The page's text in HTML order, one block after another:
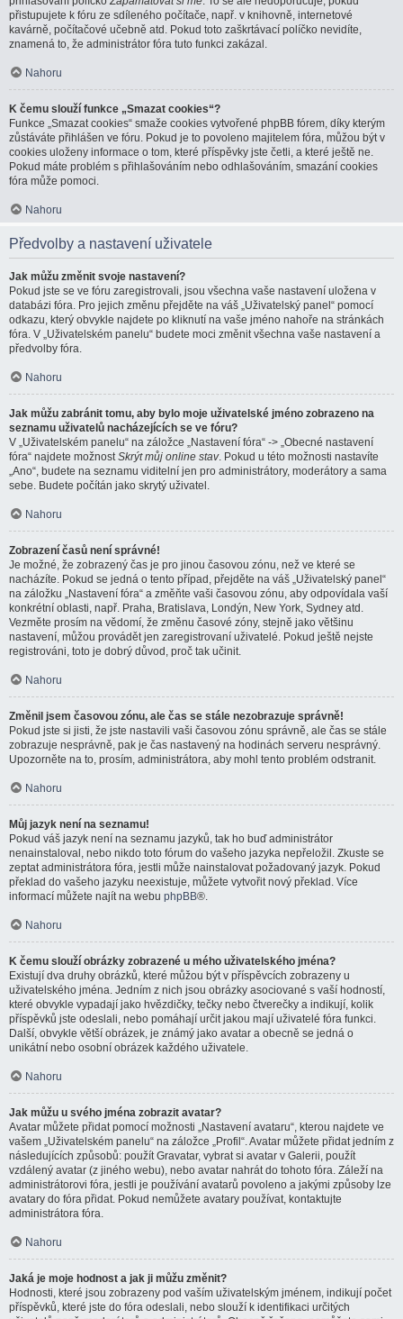
přistupujete k fóru ze sdíleného počítače, např. v knihovně, internetové
kavárně, počítačové učebně atd. Pokud toto zaškrtávací políčko nevidíte,
znamená to, že administrátor fóra tuto funkci zakázal.
Nahoru
K čemu slouží funkce „Smazat cookies“?
Funkce „Smazat cookies“ smaže cookies vytvořené phpBB fórem, díky kterým
zůstáváte přihlášen ve fóru. Pokud je to povoleno majitelem fóra, můžou být v
cookies uloženy informace o tom, které příspěvky jste četli, a které ještě ne.
Pokud máte problém s přihlašováním nebo odhlašováním, smazání cookies
fóra může pomoci.
Nahoru
Předvolby a nastavení uživatele
Jak můžu změnit svoje nastavení?
Pokud jste se ve fóru zaregistrovali, jsou všechna vaše nastavení uložena v
databázi fóra. Pro jejich změnu přejděte na váš „Uživatelský panel“ pomocí
odkazu, který obvykle najdete po kliknutí na vaše jméno nahoře na stránkách
fóra. V „Uživatelském panelu“ budete moci změnit všechna vaše nastavení a
předvolby fóra.
Nahoru
Jak můžu zabránit tomu, aby bylo moje uživatelské jméno zobrazeno na
seznamu uživatelů nacházejících se ve fóru?
V „Uživatelském panelu“ na záložce „Nastavení fóra“ -> „Obecné nastavení
fóra“ najdete možnostSkrýt můj online stav. Pokud u této možnosti nastavíte
„Ano“, budete na seznamu viditelní jen pro administrátory, moderátory a sama
sebe. Budete počítán jako skrytý uživatel.
Nahoru
Zobrazení časů není správné!
Je možné, že zobrazený čas je pro jinou časovou zónu, než ve které se
nacházíte. Pokud se jedná o tento případ, přejděte na váš „Uživatelský panel“
na záložku „Nastavení fóra“ a změňte vaši časovou zónu, aby odpovídala vaší
konkrétní oblasti, např. Praha, Bratislava, Londýn, New York, Sydney atd.
Vezměte prosím na vědomí, že změnu časové zóny, stejně jako většinu
nastavení, můžou provádět jen zaregistrovaní uživatelé. Pokud ještě nejste
registrováni, toto je dobrý důvod, proč tak učinit.
Nahoru
Změnil jsem časovou zónu, ale čas se stále nezobrazuje správně!
Pokud jste si jisti, že jste nastavili vaši časovou zónu správně, ale čas se stále
zobrazuje nesprávně, pak je čas nastavený na hodinách serveru nesprávný.
Upozorněte na to, prosím, administrátora, aby mohl tento problém odstranit.
Nahoru
Můj jazyk není na seznamu!
Pokud váš jazyk není na seznamu jazyků, tak ho buď administrátor
nenainstaloval, nebo nikdo toto fórum do vašeho jazyka nepřeložil. Zkuste se
zeptat administrátora fóra, jestli může nainstalovat požadovaný jazyk. Pokud
překlad do vašeho jazyku neexistuje, můžete vytvořit nový překlad. Více
informací můžete najít na webu phpBB®.
Nahoru
K čemu slouží obrázky zobrazené u mého uživatelského jména?
Existují dva druhy obrázků, které můžou být v příspěvcích zobrazeny u
uživatelského jména. Jedním z nich jsou obrázky asociované s vaší hodností,
které obvykle vypadají jako hvězdičky, tečky nebo čtverečky a indikují, kolik
příspěvků jste odeslali, nebo pomáhají určit jakou mají uživatelé fóra funkci.
Další, obvykle větší obrázek, je známý jako avatar a obecně se jedná o
unikátní nebo osobní obrázek každého uživatele.
Nahoru
Jak můžu u svého jména zobrazit avatar?
Avatar můžete přidat pomocí možnosti „Nastavení avataru“, kterou najdete ve
vašem „Uživatelském panelu“ na záložce „Profil“. Avatar můžete přidat jedním z
následujících způsobů: použít Gravatar, vybrat si avatar v Galerii, použít
vzdálený avatar (z jiného webu), nebo avatar nahrát do tohoto fóra. Záleží na
administrátorovi fóra, jestli je používání avatarů povoleno a jakými způsoby lze
avatary do fóra přidat. Pokud nemůžete avatary používat, kontaktujte
administrátora fóra.
Nahoru
Jaká je moje hodnost a jak ji můžu změnit?
Hodnosti, které jsou zobrazeny pod vaším uživatelským jménem, indikují počet
příspěvků, které jste do fóra odeslali, nebo slouží k identifikaci určitých